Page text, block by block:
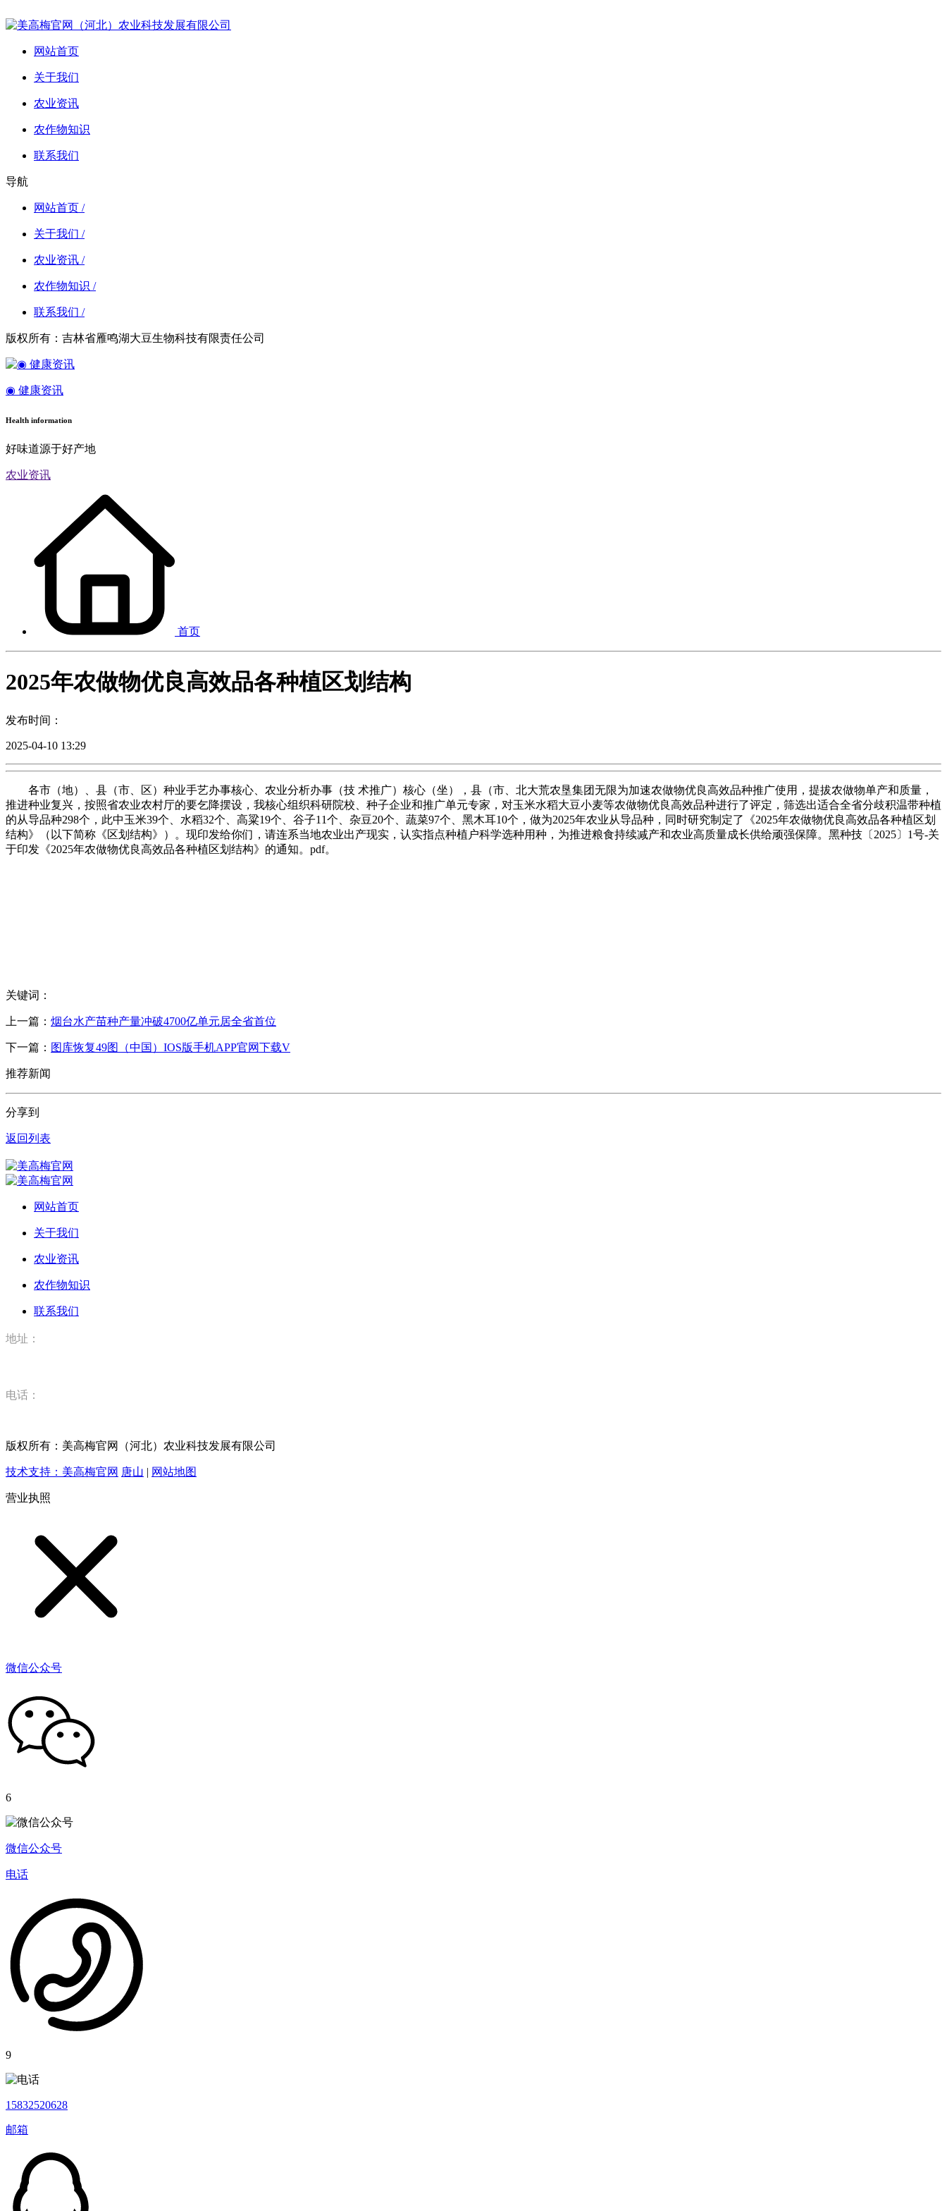
网站首页
关于我们
农业资讯
农作物知识
联系我们
导航
网站首页 /
关于我们 /
农业资讯 /
农作物知识 /
联系我们 /
版权所有：吉林省雁鸣湖大豆生物科技有限责任公司
◉ 健康资讯
Health information
好味道源于好产地
农业资讯
首页
2025年农做物优良高效品各种植区划结构
发布时间：
2025-04-10 13:29
各市（地）、县（市、区）种业手艺办事核心、农业分析办事（技 术推广）核心（坐），县（市、北大荒农垦集团无限为加速农做物优良高效品种推广使用，提拔农做物单产和质量，
推进种业复兴，按照省农业农村厅的要乞降摆设，我核心组织科研院校、种子企业和推广单元专家，对玉米水稻大豆小麦等农做物优良高效品种进行了评定，筛选出适合全省分歧积温带种植
的从导品种298个，此中玉米39个、水稻32个、高粱19个、谷子11个、杂豆20个、蔬菜97个、黑木耳10个，做为2025年农业从导品种，同时研究制定了《2025年农做物优良高效品各种植区划
结构》（以下简称《区划结构》）。现印发给你们，请连系当地农业出产现实，认实指点种植户科学选种用种，为推进粮食持续减产和农业高质量成长供给顽强保障。黑种技〔2025〕1号-关
于印发《2025年农做物优良高效品各种植区划结构》的通知。pdf。
关键词：
上一篇： 烟台水产苗种产量冲破4700亿单元居全省首位
下一篇： 图库恢复49图（中国）IOS版手机APP官网下载V
推荐新闻
分享到
返回列表
网站首页
关于我们
农业资讯
农作物知识
联系我们
地址：
电话：
版权所有：美高梅官网（河北）农业科技发展有限公司
技术支持：美高梅官网 唐山 | 网站地图
营业执照
微信公众号
6
微信公众号
电话
9
15832520628
邮箱